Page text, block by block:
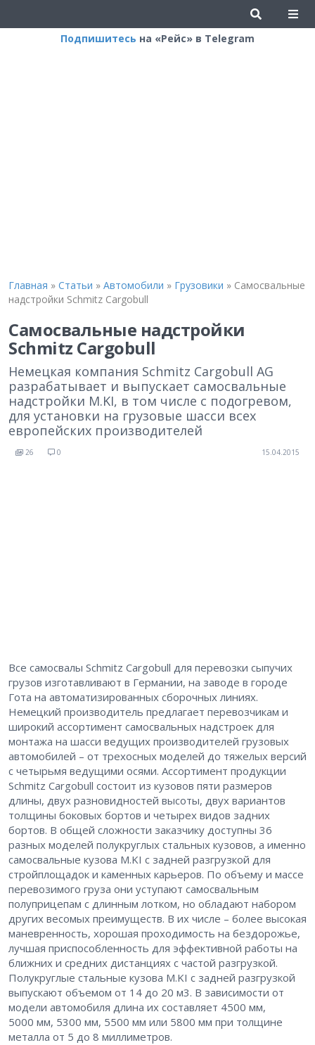
Подпишитесь на «Рейс» в Telegram
Главная » Статьи » Автомобили » Грузовики » Самосвальные
надстройки Schmitz Cargobull
Самосвальные надстройки
Schmitz Cargobull
Немецкая компания Schmitz Cargobull AG
разрабатывает и выпускает самосвальные
надстройки M.KI, в том числе с подогревом,
для установки на грузовые шасси всех
европейских производителей
26 0 15.04.2015
Все самосвалы Schmitz Cargobull для перевозки сыпучих
грузов изготавливают в Германии, на заводе в городе
Гота на автоматизированных сборочных линиях.
Немецкий производитель предлагает перевозчикам и
широкий ассортимент самосвальных надстроек для
монтажа на шасси ведущих производителей грузовых
автомобилей – от трехосных моделей до тяжелых версий
с четырьмя ведущими осями. Ассортимент продукции
Schmitz Cargobull состоит из кузовов пяти размеров
длины, двух разновидностей высоты, двух вариантов
толщины боковых бортов и четырех видов задних
бортов. В общей сложности заказчику доступны 36
разных моделей полукруглых стальных кузовов, а именно
самосвальные кузова M.KI с задней разгрузкой для
стройплощадок и каменных карьеров. По объему и массе
перевозимого груза они уступают самосвальным
полуприцепам с длинным лотком, но обладают набором
других весомых преимуществ. В их числе – более высокая
маневренность, хорошая проходимость на бездорожье,
лучшая приспособленность для эффективной работы на
ближних и средних дистанциях с частой разгрузкой.
Полукруглые стальные кузова M.KI с задней разгрузкой
выпускают объемом от 14 до 20 м3. В зависимости от
модели автомобиля длина их составляет 4500 мм,
5000 мм, 5300 мм, 5500 мм или 5800 мм при толщине
металла от 5 до 8 миллиметров.